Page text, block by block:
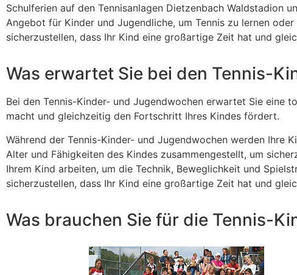
Schulferien auf den Tennisanlagen Dietzenbach Waldstadion
Angebot für Kinder und Jugendliche, um Tennis zu lernen
sicherzustellen, dass Ihr Kind eine großartige Zeit hat und
Was erwartet Sie bei den Tennis-
Bei den Tennis-Kinder- und Jugendwochen erwartet Sie eine
macht und gleichzeitig den Fortschritt Ihres Kindes fördert.
Während der Tennis-Kinder- und Jugendwochen werden Ihre
Alter und Fähigkeiten des Kindes zusammengestellt, um
Ihrem Kind arbeiten, um die Technik, Beweglichkeit und
sicherzustellen, dass Ihr Kind eine großartige Zeit hat und
Was brauchen Sie für die Tennis-